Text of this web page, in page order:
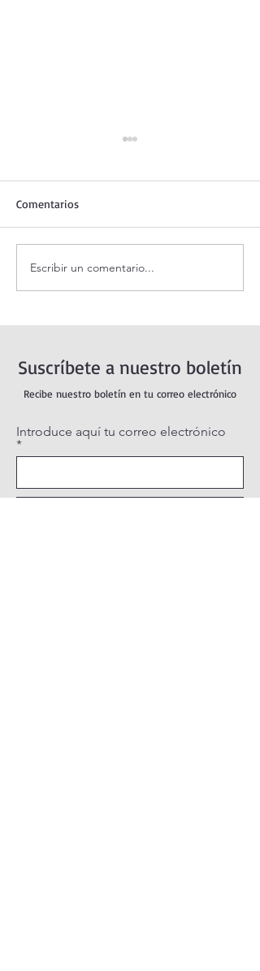
Evangelio de hoy Sábado 8
agosto 2026. Dios jamás
Comentarios
Escribir un comentario...
Suscríbete a nuestro boletín
Recibe nuestro boletín en tu correo electrónico
Introduce aquí tu correo electrónico